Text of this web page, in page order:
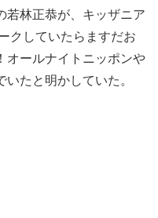
若林正恭が、キッザニア
クしていたらますだお
オールナイトニッポンや
たと明かしていた。